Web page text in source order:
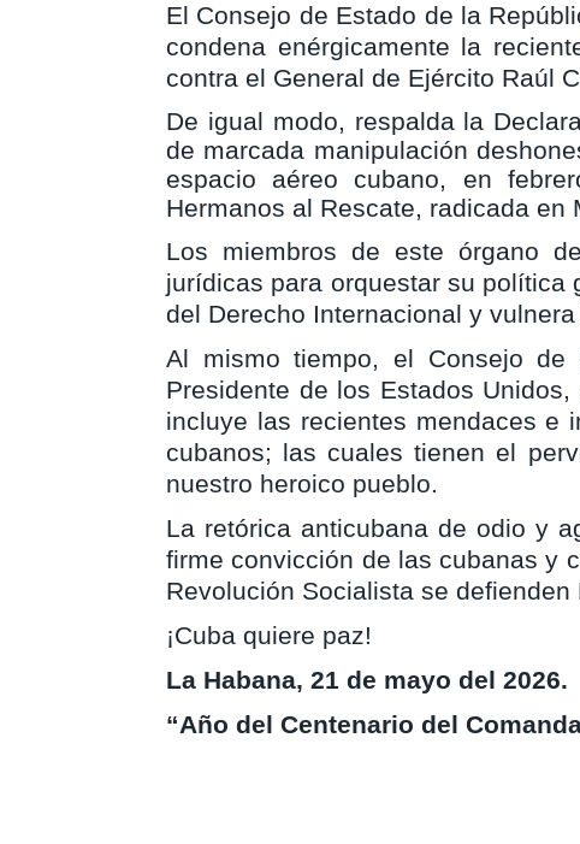
El Consejo de Estado de la
condena enérgicamente la
contra el General de Ejército Raúl
De igual modo, respalda la
de marcada manipulación
espacio aéreo cubano, en
Hermanos al Rescate, radicada en
Los miembros de este órgano
jurídicas para orquestar su política
del Derecho Internacional y
Al mismo tiempo, el Consejo de
Presidente de los Estados
incluye las recientes mendaces e
cubanos; las cuales tienen el
nuestro heroico pueblo.
La retórica anticubana de odio y
firme convicción de las cubanas y
Revolución Socialista se defienden
¡Cuba quiere paz!
La Habana, 21 de mayo del 2026.
“Año del Centenario del